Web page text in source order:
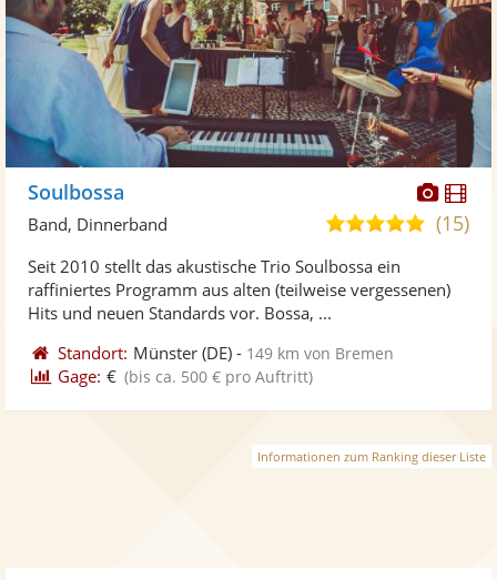
Soulbossa
4,9
Sternen
(15)
Band, Dinnerband
Seit 2010 stellt das akustische Trio Soulbossa ein
raffiniertes Programm aus alten (teilweise vergessenen)
Hits und neuen Standards vor. Bossa, ...
Standort: Münster (DE) - 149 km von Bremen
Gage: € (bis ca. 500 € pro Auftritt)
Informationen zum Ranking dieser Liste